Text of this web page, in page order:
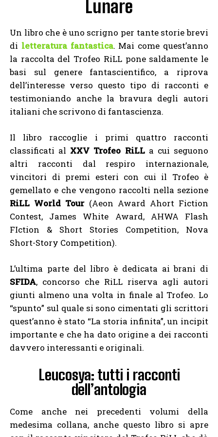
Lunare
Un libro che è uno scrigno per tante storie brevi
di letteratura fantastica. Mai come quest’anno
la raccolta del Trofeo RiLL pone saldamente le
basi sul genere fantascientifico, a riprova
dell’interesse verso questo tipo di racconti e
testimoniando anche la bravura degli autori
italiani che scrivono di fantascienza.
Il libro raccoglie i primi quattro racconti
classificati al XXV Trofeo RiLLa cui seguono
altri racconti dal respiro internazionale,
vincitori di premi esteri con cui il Trofeo è
gemellato e che vengono raccolti nella sezione
RiLL World Tour(Aeon Award Ahort Fiction
Contest, James White Award, AHWA Flash
FIction & Short Stories Competition, Nova
Short-Story Competition).
L’ultima parte del libro è dedicata ai brani di
SFIDA, concorso che RiLL riserva agli autori
giunti almeno una volta in finale al Trofeo. Lo
“spunto” sul quale si sono cimentati gli scrittori
quest’anno è stato “La storia infinita”, un incipit
importante e che ha dato origine a dei racconti
davvero interessanti e originali.
Leucosya: tutti i racconti
dell’antologia
Come anche nei precedenti volumi della
medesima collana, anche questo libro si apre